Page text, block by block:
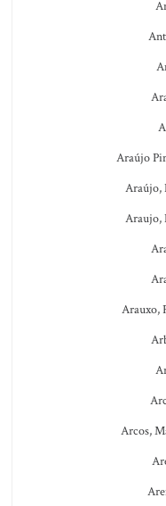
Araújo
Araújo,
Araujo,
Arauxo,
Arcos,